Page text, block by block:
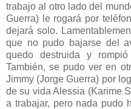
trabajo al otro lado del
Guerra) le rogará por
dejará solo.
que no pudo bajarse del
quedo destruida y
También, se pudo ver en
Jimmy (Jorge Guerra) por
de su vida Alessia (Karime
a trabajar, pero nada pudo